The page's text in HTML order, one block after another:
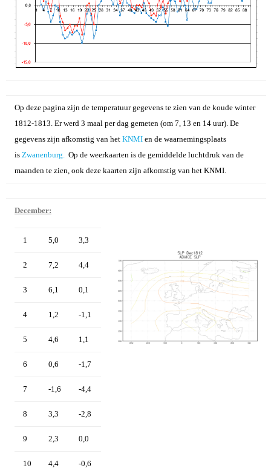
Op deze pagina zijn de temperatuur gegevens te zien van de koude winter
1812-1813. Er werd 3 maal per dag gemeten (om 7, 13 en 14 uur). De
gegevens zijn afkomstig van het KNMI en de waarnemingsplaats
is Zwanenburg. Op de weerkaarten is de gemiddelde luchtdruk van de
maanden te zien, ook deze kaarten zijn afkomstig van het KNMI.
December:
1 5,0 3,3
2 7,2 4,4
3 6,1 0,1
4 1,2 -1,1
5 4,6 1,1
6 0,6 -1,7
7 -1,6 -4,4
8 3,3 -2,8
9 2,3 0,0
10 4,4 -0,6